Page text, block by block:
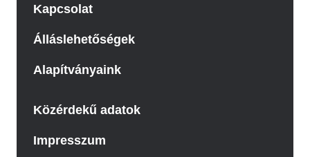
Kapcsolat
Álláslehetőségek
Alapítványaink
Közérdekű adatok
Impresszum